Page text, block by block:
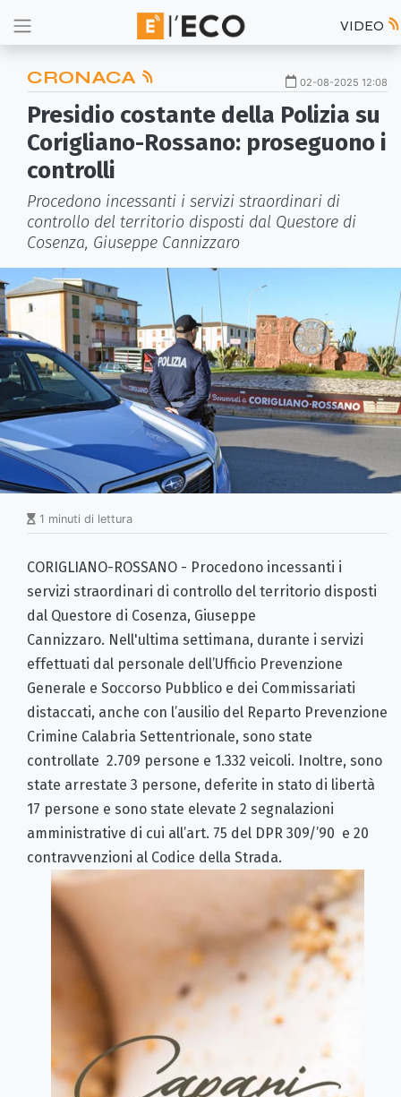
VIDEO
CRONACA 02-08-2025 12:08
Presidio costante della Polizia su
Corigliano-Rossano: proseguono i
controlli
Procedono incessanti i servizi straordinari di
controllo del territorio disposti dal Questore di
Cosenza, Giuseppe Cannizzaro
1 minuti di lettura
CORIGLIANO-ROSSANO - Procedono incessanti i
servizi straordinari di controllo del territorio disposti
dal Questore di Cosenza, Giuseppe
Cannizzaro. Nell'ultima settimana, durante i servizi
effettuati dal personale dell’Ufficio Prevenzione
Generale e Soccorso Pubblico e dei Commissariati
distaccati, anche con l’ausilio del Reparto Prevenzione
Crimine Calabria Settentrionale, sono state
controllate 2.709 persone e 1.332 veicoli. Inoltre, sono
state arrestate 3 persone, deferite in stato di libertà
17 persone e sono state elevate 2 segnalazioni
amministrative di cui all’art. 75 del DPR 309/’90 e 20
contravvenzioni al Codice della Strada.